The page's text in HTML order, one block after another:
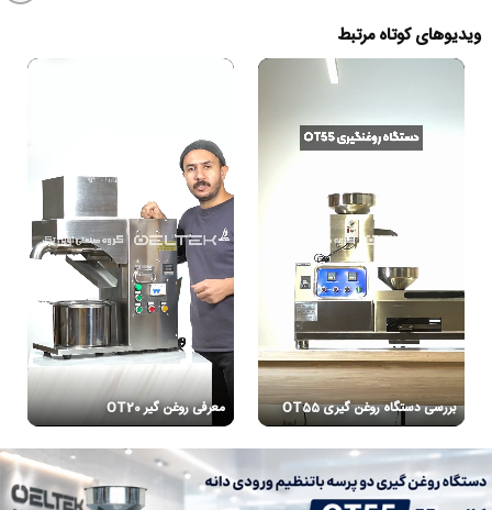
ویدیوهای کوتاه مرتبط
بررسی دستگاه روغن گیری OT55 معرفی روغن گیر OT20